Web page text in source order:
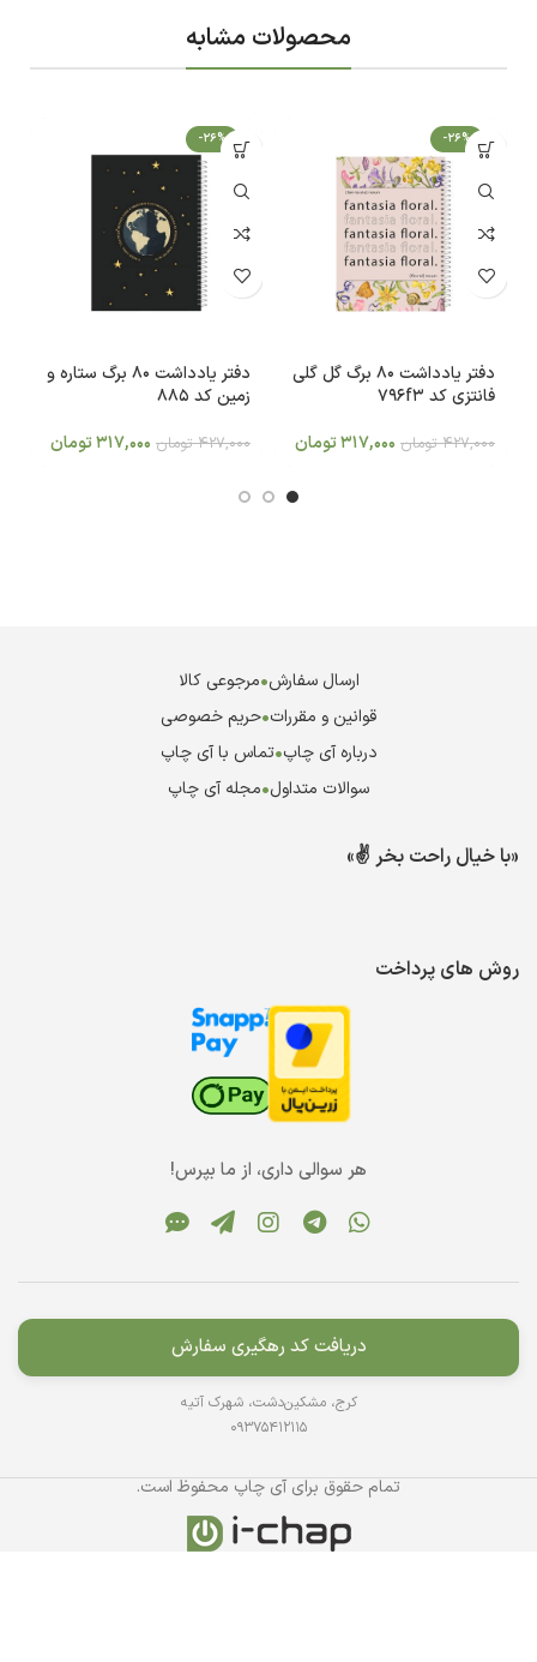
محصولات مشابه
-26%
دفتر یادداشت 80 برگ گل گلی
فانتزی کد 796f3
427,000 تومان 317,000تومان
-26%
دفتر یادداشت 80 برگ ستاره و
زمین کد 885
427,000 تومان 317,000تومان
ارسال سفارش•مرجوعی کالا
قوانین و مقررات•حریم خصوصی
درباره آی چاپ•تماس با آی چاپ
سوالات متداول•مجله آی چاپ
«با خیال راحت بخر ✌️»
روش های پرداخت
هر سوالی داری، از ما بپرس!
دریافت کد رهگیری سفارش
کرج، مشکین‌دشت، شهرک آتیه
09375412115
تمام حقوق برای آی چاپ محفوظ است.